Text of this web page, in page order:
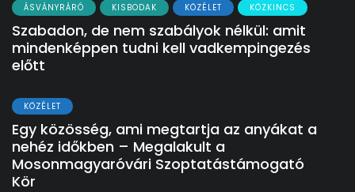
ÁSVÁNYRÁRÓ KISBODAK KÖZÉLET KÖZKINCS
Szabadon, de nem szabályok nélkül: amit
mindenképpen tudni kell vadkempingezés
előtt
KÖZÉLET
Egy közösség, ami megtartja az anyákat a
nehéz időkben – Megalakult a
Mosonmagyaróvári Szoptatástámogató
Kör